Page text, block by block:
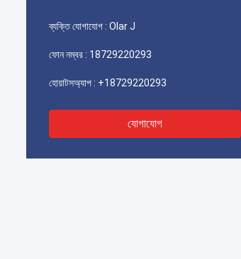
ব্যক্তি যোগাযোগ : Olar J
ফোন নম্বর : 18729220293
হোয়াটসঅ্যাপ : +18729220293
যোগাযোগ